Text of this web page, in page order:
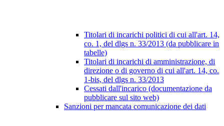
Titolari di incarichi politici di cui all'art. 14,
co. 1, del dlgs n. 33/2013 (da pubblicare in
tabelle)
Titolari di incarichi di amministrazione, di
direzione o di governo di cui all'art. 14, co.
1-bis, del dlgs n. 33/2013
Cessati dall'incarico (documentazione da
pubblicare sul sito web)
Sanzioni per mancata comunicazione dei dati